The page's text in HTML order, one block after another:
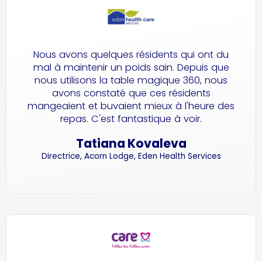
Nous avons quelques résidents qui ont du
mal à maintenir un poids sain. Depuis que
nous utilisons la table magique 360, nous
avons constaté que ces résidents
mangeaient et buvaient mieux à l'heure des
repas. C'est fantastique à voir.
Tatiana Kovaleva
Directrice, Acorn Lodge, Eden Health Services